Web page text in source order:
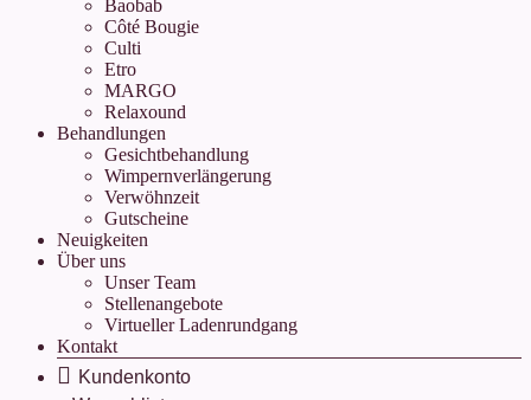
Baobab
Côté Bougie
Culti
Etro
MARGO
Relaxound
Behandlungen
Gesichtbehandlung
Wimpernverlängerung
Verwöhnzeit
Gutscheine
Neuigkeiten
Über uns
Unser Team
Stellenangebote
Virtueller Ladenrundgang
Kontakt